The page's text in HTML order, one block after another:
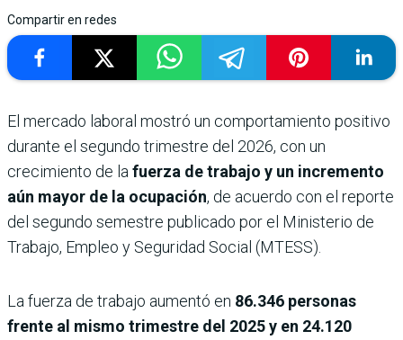
Compartir en redes
El mercado laboral mostró un comportamiento positivo
durante el segundo trimestre del 2026, con un
crecimiento de la fuerza de trabajo y un incremento
aún mayor de la ocupación, de acuerdo con el reporte
del segundo semestre publicado por el Ministerio de
Trabajo, Empleo y Seguridad Social (MTESS).
La fuerza de trabajo aumentó en 86.346 personas
frente al mismo trimestre del 2025 y en 24.120